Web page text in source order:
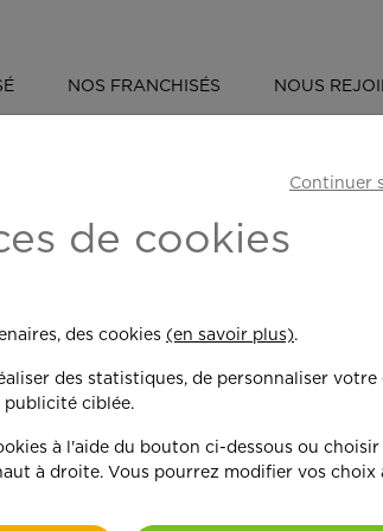
NOS FRANCHISÉS NOUS
APEF
APEF, le réseau d’experts du
maillage national avec la
Myriam Esnault, qui se
Continuer
de cookies
des cookies (en savoir plus).
des statistiques, de personnaliser votre
publicité ciblée.
à l'aide du bouton ci-dessous ou
à droite. Vous pourrez modifier vos choix